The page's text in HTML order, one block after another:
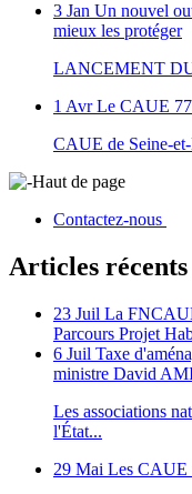
3 Jan Un nouvel
mieux les protéger
LANCEMENT
1 Avr Le CAUE 77
CAUE de Seine-
Haut de page
Contactez-nous
Articles récents
23 Juil La
Parcours Projet
6 Juil Taxe
ministre David
Les associations
l'État...
29 Mai Les CAUE